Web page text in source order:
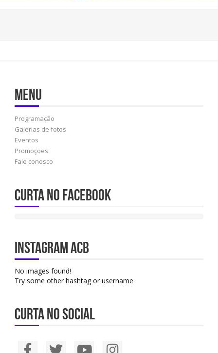
Menu
Programação
Galerias de fotos
Eventos
Promoções
Fale conosco
Curta no Facebook
Instagram ACB
No images found!
Try some other hashtag or username
Curta no social